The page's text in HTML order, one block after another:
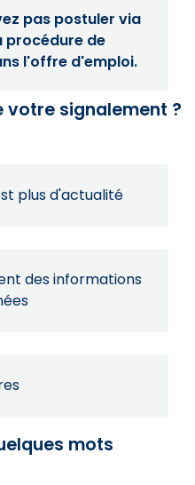
pas postuler via
procédure de
l'offre d'emploi.
votre signalement ?
plus d'actualité
des informations
mots